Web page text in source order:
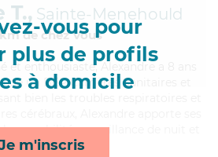
vous pour
plus de profils
à domicile
m'inscris
T., Sainte-Menehould
de chez Vous
et enthousiaste, Alexandre a 8 ans
un BEP Carrières Sanitaires et
mobilité, surveillance de nuit et
rappels*